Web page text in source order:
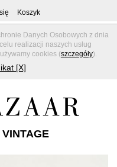
Danych Osobowych z dnia
realizacji naszych usług
cookies (szczegóły).
[X]
Koszyk
VINTAGE